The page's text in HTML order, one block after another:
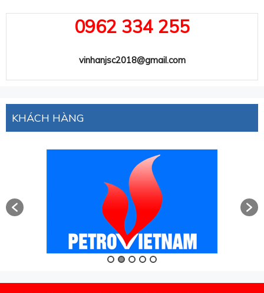
0962 334 255
vinhanjsc2018@gmail.com
KHÁCH HÀNG